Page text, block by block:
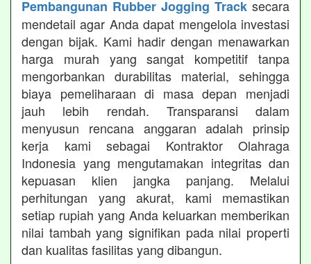
Pembangunan Rubber Jogging Track secara
mendetail agar Anda dapat mengelola investasi
dengan bijak. Kami hadir dengan menawarkan
harga murah yang sangat kompetitif tanpa
mengorbankan durabilitas material, sehingga
biaya pemeliharaan di masa depan menjadi
jauh lebih rendah. Transparansi dalam
menyusun rencana anggaran adalah prinsip
kerja kami sebagai Kontraktor Olahraga
Indonesia yang mengutamakan integritas dan
kepuasan klien jangka panjang. Melalui
perhitungan yang akurat, kami memastikan
setiap rupiah yang Anda keluarkan memberikan
nilai tambah yang signifikan pada nilai properti
dan kualitas fasilitas yang dibangun.